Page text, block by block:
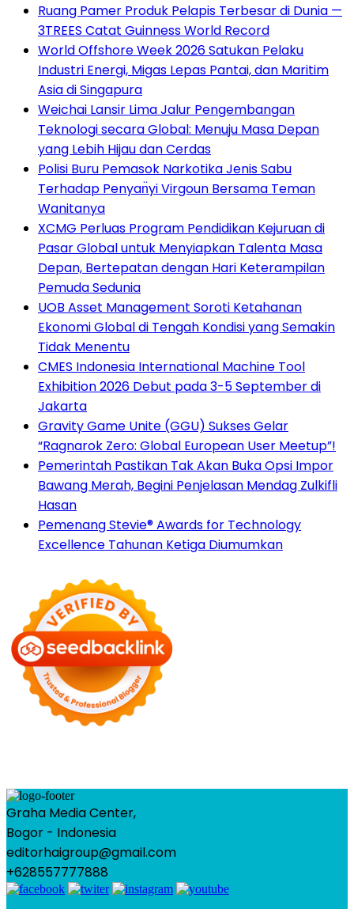
Ruang Pamer Produk Pelapis Terbesar di Dunia —
3TREES Catat Guinness World Record
World Offshore Week 2026 Satukan Pelaku
Industri Energi, Migas Lepas Pantai, dan Maritim
Asia di Singapura
Weichai Lansir Lima Jalur Pengembangan
Teknologi secara Global: Menuju Masa Depan
yang Lebih Hijau dan Cerdas
Polisi Buru Pemasok Narkotika Jenis Sabu
Terhadap Penyan̈yi Virgoun Bersama Teman
Wanitanya
XCMG Perluas Program Pendidikan Kejuruan di
Pasar Global untuk Menyiapkan Talenta Masa
Depan, Bertepatan dengan Hari Keterampilan
Pemuda Sedunia
UOB Asset Management Soroti Ketahanan
Ekonomi Global di Tengah Kondisi yang Semakin
Tidak Menentu
CMES Indonesia International Machine Tool
Exhibition 2026 Debut pada 3-5 September di
Jakarta
Gravity Game Unite (GGU) Sukses Gelar
“Ragnarok Zero: Global European User Meetup”!
Pemerintah Pastikan Tak Akan Buka Opsi Impor
Bawang Merah, Begini Penjelasan Mendag Zulkifli
Hasan
Pemenang Stevie® Awards for Technology
Excellence Tahunan Ketiga Diumumkan
Graha Media Center,
Bogor - Indonesia
editorhaigroup@gmail.com
+628557777888